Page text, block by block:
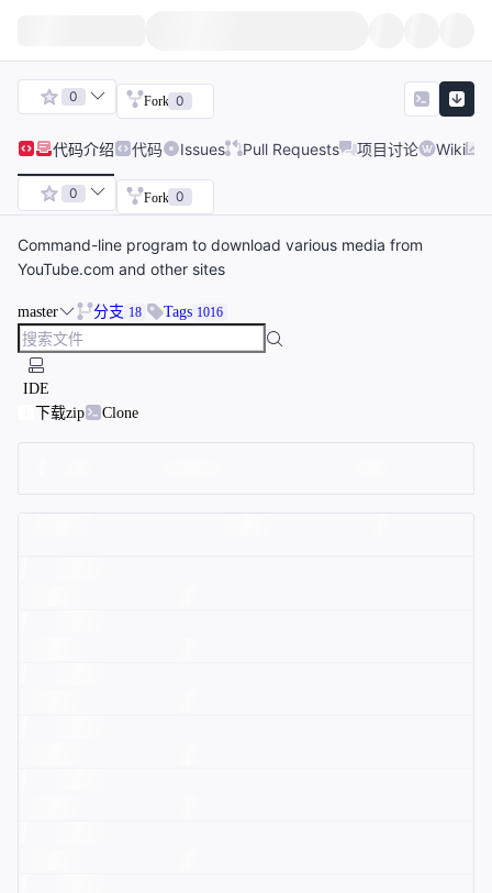
0 Fork 0
代码介绍 代码 Issues Pull Requests 项目讨论 Wiki
0 Fork 0
Command-line program to download various media from
YouTube.com and other sites
master 分支 18 Tags 1016
IDE
下载zip
Clone